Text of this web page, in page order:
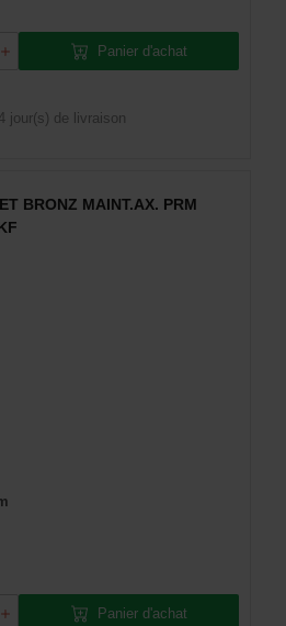
Panier d'achat
4 jour(s) de livraison
BRONZ MAINT.AX. PRM
Panier d'achat